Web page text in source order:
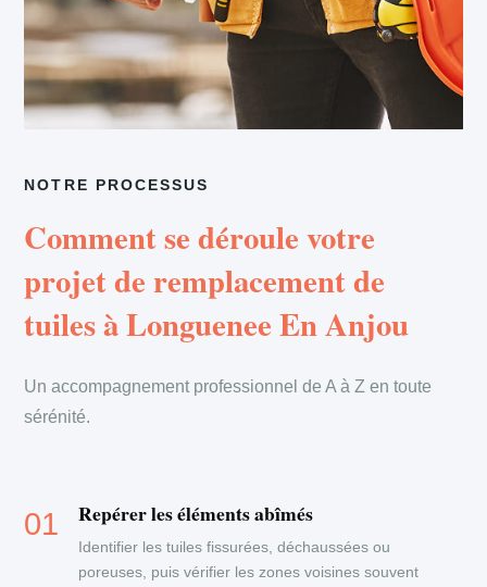
NOTRE PROCESSUS
Comment se déroule votre
projet de remplacement de
tuiles à Longuenee En Anjou
Un accompagnement professionnel de A à Z en toute
sérénité.
Repérer les éléments abîmés
Identifier les tuiles fissurées, déchaussées ou
poreuses, puis vérifier les zones voisines souvent